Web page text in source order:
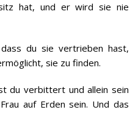
hat, und er wird sie nie
du sie vertrieben hast,
sie zu finden.
du verbittert und allein sein
auf Erden sein. Und das